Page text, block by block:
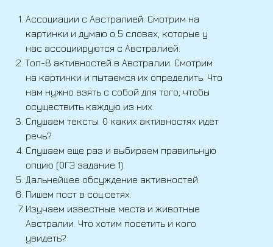
Ассоциации с Австралией. Смотрим на
картинки и думаю о 5 словах, которые у
нас ассоциируются с Австралией.
Топ-8 активностей в Австралии. Смотрим
на картинки и пытаемся их определить. Что
нам нужно взять с собой для того, чтобы
осуществить каждую из них.
Слушаем тексты. О каких активностях идет
речь?
Слушаем еще раз и выбираем правильную
опцию (ОГЭ задание 1).
Дальнейшее обсуждение активностей.
Пишем пост в соц.сетях.
Изучаем известные места и животные
Австралии. Что хотим посетить и кого
увидеть?